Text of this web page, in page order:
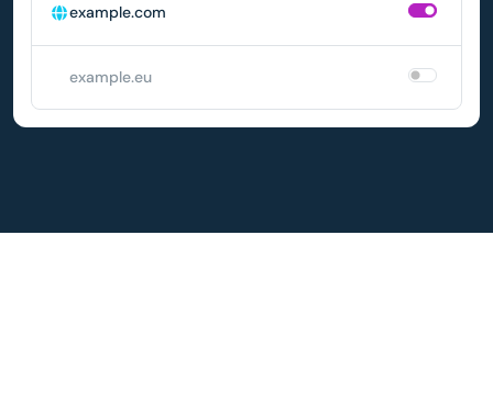
example.com
example.eu